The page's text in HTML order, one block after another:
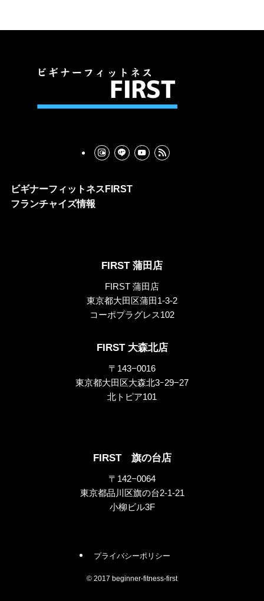
ビギナーフィットネスFIRST
フランチャイズ情報
FIRST 蒲田店
FIRST 蒲田店
東京都大田区蒲田1-3-2
コーポプラグレス102
FIRST 大森北店
〒143−0016
東京都大田区大森北3ｰ29−27
北トピア101
FIRST 旗の台店
〒142−0064
東京都品川区旗の台2-1-21
小柳ビル3F
プライバシーポリシー
© 2017 beginner-fitness-first